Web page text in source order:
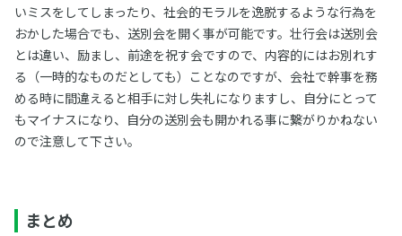
いミスをしてしまったり、社会的モラルを逸脱するような行為を
おかした場合でも、送別会を開く事が可能です。壮行会は送別会
とは違い、励まし、前途を祝す会ですので、内容的にはお別れす
る（一時的なものだとしても）ことなのですが、会社で幹事を務
める時に間違えると相手に対し失礼になりますし、自分にとって
もマイナスになり、自分の送別会も開かれる事に繋がりかねない
ので注意して下さい。
まとめ